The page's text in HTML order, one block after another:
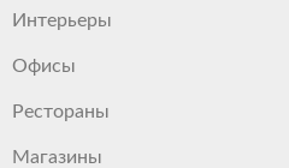
Интерьеры
Офисы
Рестораны
Магазины